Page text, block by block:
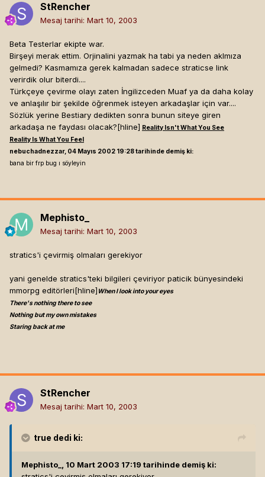
StRencher
Mesaj tarihi: Mart 10, 2003
Beta Testerlar ekipte war.
Birşeyi merak ettim. Orjinalini yazmak ha tabi ya neden aklmıza
gelmedi? Kasmamıza gerek kalmadan sadece straticse link
verirdik olur biterdi....
Türkçeye çevirme olayı zaten İngilizceden Muaf ya da daha kolay
ve anlaşılır bir şekilde öğrenmek isteyen arkadaşlar için var....
Sözlük yerine Bestiary dedikten sonra bunun siteye giren
arkadaşa ne faydası olacak?[hline] Reality Isn't What You See
Reality Is What You Feel
nebuchadnezzar, 04 Mayıs 2002 19:28 tarihinde demiş ki:
bana bir frp bug ı söyleyin
Mephisto_
Mesaj tarihi: Mart 10, 2003
stratics'i çevirmiş olmaları gerekiyor
yani genelde stratics'teki bilgileri çeviriyor paticik bünyesindeki
mmorpg editörleri[hline] When I look into your eyes
There's nothing there to see
Nothing but my own mistakes
Staring back at me
StRencher
Mesaj tarihi: Mart 10, 2003
true dedi ki:
Mephisto_, 10 Mart 2003 17:19 tarihinde demiş ki: